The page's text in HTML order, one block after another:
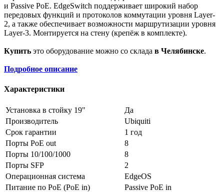
и Passive РоЕ. EdgeSwitch поддерживает широкий набор
передовых функций и протоколов коммутации уровня Layer-
2, а также обеспечивает возможности маршрутизации уровня
Layer-3. Монтируется на стену (крепёж в комплекте).
Купить это оборудование можно со склада в Челябинске.
Подробное описание
Характеристики
Установка в стойку 19"
Да
Производитель
Ubiquiti
Срок гарантии
1 год
Порты PoE out
8
Порты 10/100/1000
8
Порты SFP
2
Операционная система
EdgeOS
Питание по PoE (PoE in)
Passive PoE in